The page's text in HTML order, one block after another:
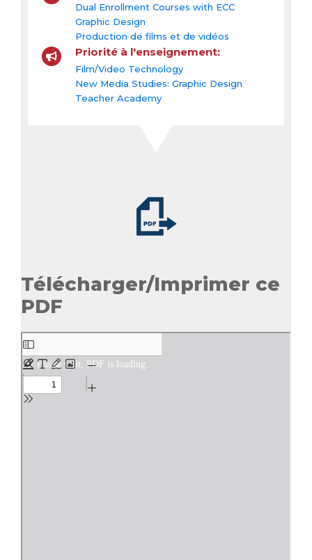
Dual Enrollment Courses with ECC
Graphic Design
Production de films et de vidéos
Priorité à l'enseignement:
Film/Video Technology
New Media Studies: Graphic Design
Teacher Academy
Télécharger/Imprimer ce
PDF